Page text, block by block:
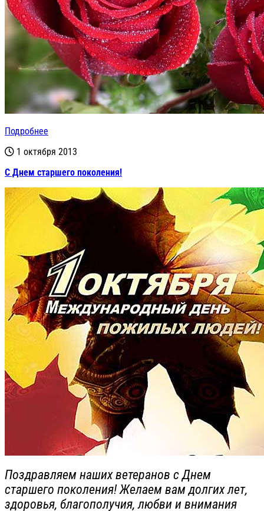
Подробнее
1 октября 2013
С Днем старшего поколения!
Поздравляем наших ветеранов с Днем
старшего поколения! Желаем вам долгих лет,
здоровья, благополучия, любви и внимания